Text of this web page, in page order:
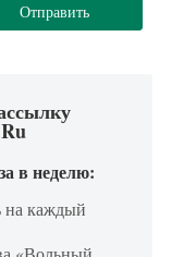
Отправить
в неделю:
на каждый